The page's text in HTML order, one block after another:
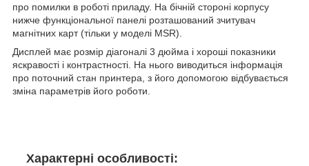
про помилки в роботі приладу. На бічній стороні корпусу
нижче функціональної панелі розташований зчитувач
магнітних карт (тільки у моделі MSR).
Дисплей має розмір діагоналі 3 дюйма і хороші показники
яскравості і контрастності. На нього виводиться інформація
про поточний стан принтера, з його допомогою відбувається
зміна параметрів його роботи.
Характерні особливості: